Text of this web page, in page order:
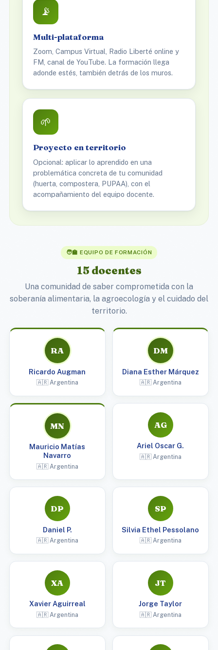
📡
Multi-plataforma
Zoom, Campus Virtual, Radio Liberté online y
FM, canal de YouTube. La formación llega
adonde estés, también detrás de los muros.
🌱
Proyecto en territorio
Opcional: aplicar lo aprendido en una
problemática concreta de tu comunidad
(huerta, compostera, PUPAA), con el
acompañamiento del equipo docente.
🧑‍🏫 EQUIPO DE FORMACIÓN
15 docentes
Una comunidad de saber comprometida con la
soberanía alimentaria, la agroecología y el cuidado del
territorio.
RA
Ricardo Augman
🇦🇷 Argentina
DM
Diana Esther Márquez
🇦🇷 Argentina
MN
Mauricio Matías
Navarro
🇦🇷 Argentina
AG
Ariel Oscar G.
🇦🇷 Argentina
DP
Daniel P.
🇦🇷 Argentina
SP
Silvia Ethel Pessolano
🇦🇷 Argentina
XA
Xavier Aguirreal
🇦🇷 Argentina
JT
Jorge Taylor
🇦🇷 Argentina